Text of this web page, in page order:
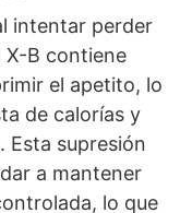
intentar perder
X-B contiene
el apetito, lo
de calorías y
Esta supresión
a mantener
lo que